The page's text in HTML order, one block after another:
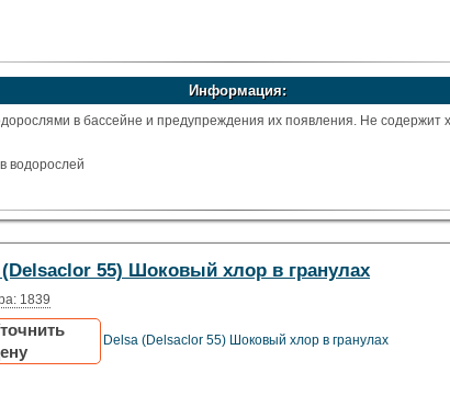
Информация:
в бассейне и предупреждения их появления. Не содержит
водорослей
(Delsaclor 55) Шоковый хлор в гранулах
1839
Delsa (Delsaclor 55) Шоковый хлор в гранулах